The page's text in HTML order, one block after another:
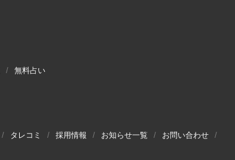
無料占い
タレコミ 採用情報 お知らせ一覧
お問い合わせ